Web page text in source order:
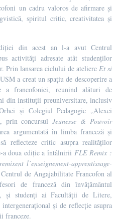
un cadru valoros de afirmare și
spiritul critic, creativitatea și
din acest an l-a avut Centrul
activități adresate atât studenților
Prin lansarea ciclului de ateliere Et si
a creat un spațiu de descoperire a
a francofoniei, reunind alături de
din instituții preuniversitare, inclusiv
și Colegiul Pedagogic „Alexei
prin concursulJeunesse & Pouvoir
argumentată în limba franceză și
reflecteze critic asupra realităților
a doua ediție a întâlnirii FLE Remix :
l’enseignement-apprentissage-
de Angajabilitate Francofon al
de franceză din învățământul
și studenți ai Facultății de Litere,
și de reflecție asupra
franceze.